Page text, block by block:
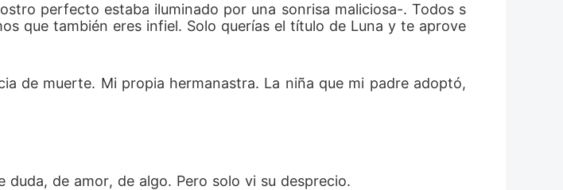
perfecto estaba iluminado por una sonrisa maliciosa-. Todos s
que también eres infiel. Solo querías el título de Luna y te aprove
de muerte. Mi propia hermanastra. La niña que mi padre adoptó,
de amor, de algo. Pero solo vi su desprecio.